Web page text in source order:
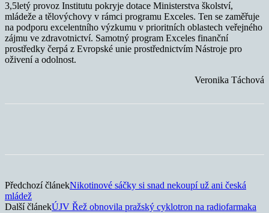
3,5letý provoz Institutu pokryje dotace Ministerstva školství,
mládeže a tělovýchovy v rámci programu Exceles. Ten se zaměřuje
na podporu excelentního výzkumu v prioritních oblastech veřejného
zájmu ve zdravotnictví. Samotný program Exceles finanční
prostředky čerpá z Evropské unie prostřednictvím Nástroje pro
oživení a odolnost.
Veronika Táchová
Předchozí článekNikotinové sáčky si snad nekoupí už ani česká
mládež
Další článekÚJV Řež obnovila pražský cyklotron na radiofarmaka